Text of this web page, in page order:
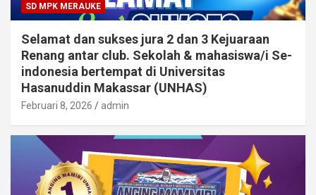
SD MPK MERAUKE
Selamat dan sukses jura 2 dan 3 Kejuaraan
Renang antar club. Sekolah & mahasiswa/i Se-
indonesia bertempat di Universitas
Hasanuddin Makassar (UNHAS)
Februari 8, 2026 admin